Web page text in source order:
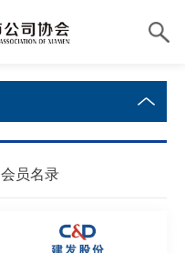
会员名录